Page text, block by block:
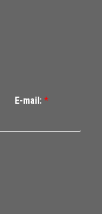
E-mail: *